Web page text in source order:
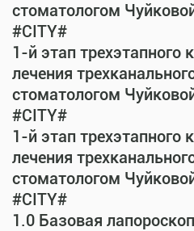
стоматологом
#CITY#
1-й этап трехэтапного
лечения
стоматологом
#CITY#
1-й этап трехэтапного
лечения
стоматологом
#CITY#
1.0 Базовая